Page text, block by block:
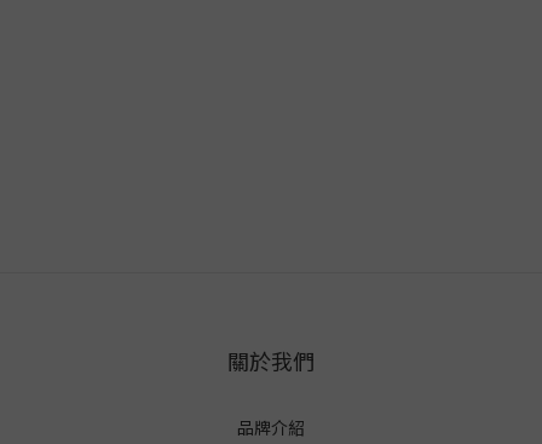
關於我們
品牌介紹